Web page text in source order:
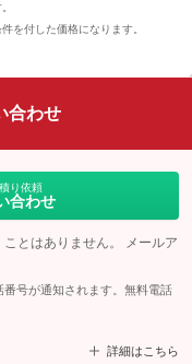
を付した価格になります。
合わせ
り依頼
合わせ
とはありません。 メールア
号が通知されます。無料電話
詳細はこちら